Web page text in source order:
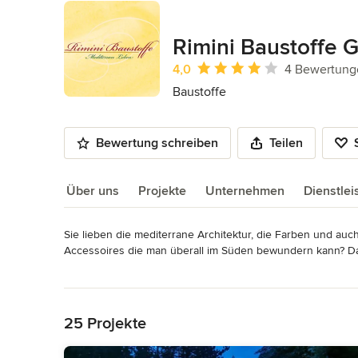
Rimini Baustoffe
Durchschnittliche Bewertung: 4 von 5
4,0
4
Baustoffe
Bewertung schreiben Teilen
Über uns Projekte Unternehmen
Über uns
Sie lieben die mediterrane Architektur, die Farben und
Accessoires die man überall im Süden bewundern kann?
werden.
Impressum
25 Projekte